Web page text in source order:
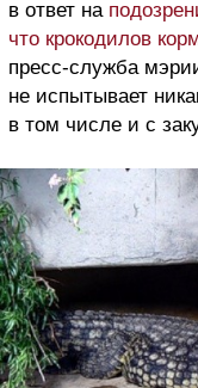
в ответ на
что крокодилов
пресс-служба
не испытывает
в том числе и с